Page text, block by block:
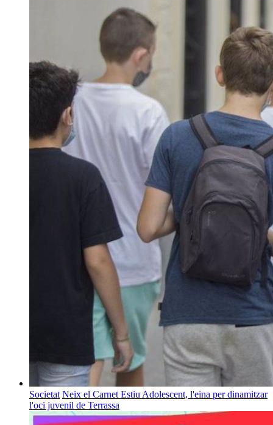
Societat Neix el Carnet Estiu Adolescent, l'eina per dinamitzar
l'oci juvenil de Terrassa